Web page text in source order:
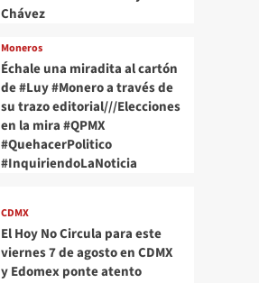
Chávez
Moneros
Échale una miradita al cartón
de #Luy #Monero a través de
su trazo editorial///Elecciones
en la mira #QPMX
#QuehacerPolitico
#InquiriendoLaNoticia
CDMX
El Hoy No Circula para este
viernes 7 de agosto en CDMX
y Edomex ponte atento